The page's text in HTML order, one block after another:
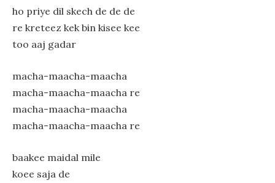
ho priye dil skech de de de
re kreteez kek bin kisee kee
too aaj gadar
macha-maacha-maacha
macha-maacha-maacha re
macha-maacha-maacha
macha-maacha-maacha re
baakee maidal mile
koee saja de